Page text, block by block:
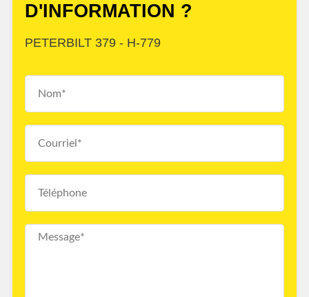
D'INFORMATION ?
PETERBILT 379 - H-779